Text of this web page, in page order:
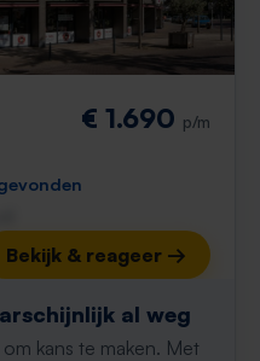
€ 1.690 p/m
Bekijk & reageer →
al weg
kans te maken. Met